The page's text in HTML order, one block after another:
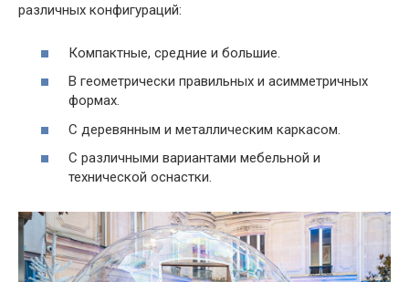
различных конфигураций:
Компактные, средние и большие.
В геометрически правильных и асимметричных
формах.
С деревянным и металлическим каркасом.
С различными вариантами мебельной и
технической оснастки.